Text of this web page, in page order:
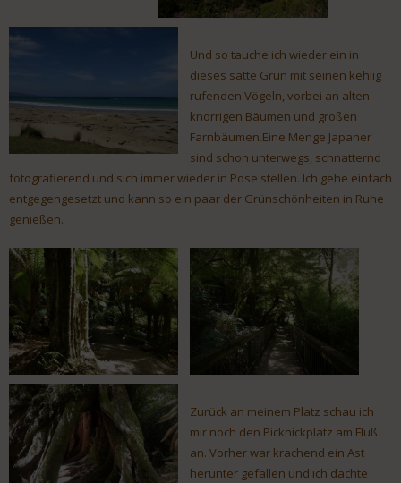
Und so tauche ich wieder ein in
dieses satte Grün mit seinen kehlig
rufenden Vögeln, vorbei an alten
knorrigen Bäumen und großen
Farnbäumen.Eine Menge Japaner
sind schon unterwegs, schnatternd
fotografierend und sich immer wieder in Pose stellen. Ich gehe einfach
entgegengesetzt und kann so ein paar der Grünschönheiten in Ruhe
genießen.
Zurück an meinem Platz schau ich
mir noch den Picknickplatz am Fluß
an. Vorher war krachend ein Ast
herunter gefallen und ich dachte